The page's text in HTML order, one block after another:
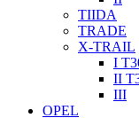
TIIDA
TRADE
X-TRAIL
I
II
III
OPEL